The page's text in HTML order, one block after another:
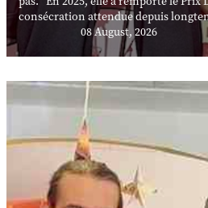
consécration attendue depuis
08 August, 2026